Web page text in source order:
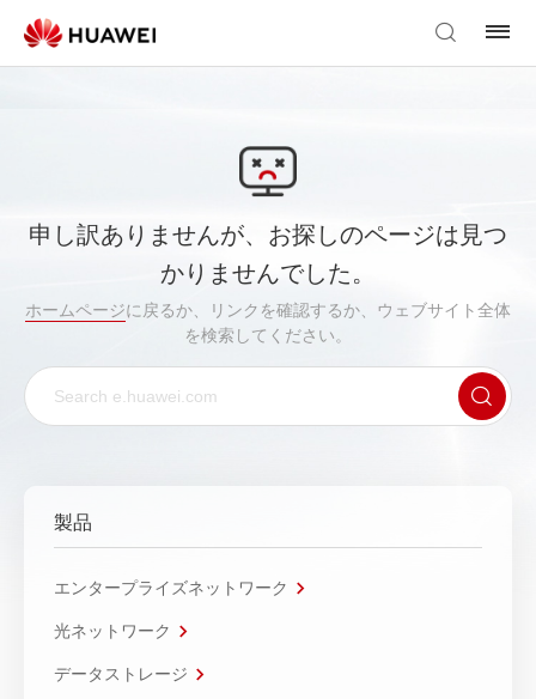
申し訳ありませんが、お探しのページは見つ
かりませんでした。
ホームページに戻るか、リンクを確認するか、ウェブサイト全体
を検索してください。
製品
エンタープライズネットワーク
光ネットワーク
データストレージ